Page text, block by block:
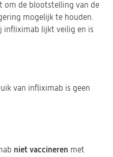
om de blootstelling van de
mogelijk te houden.
infliximab lijkt veilig en is
van infliximab is geen
niet vaccineren met